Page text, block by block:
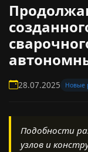
28.07.2025 Новые
Подобности
узлов и